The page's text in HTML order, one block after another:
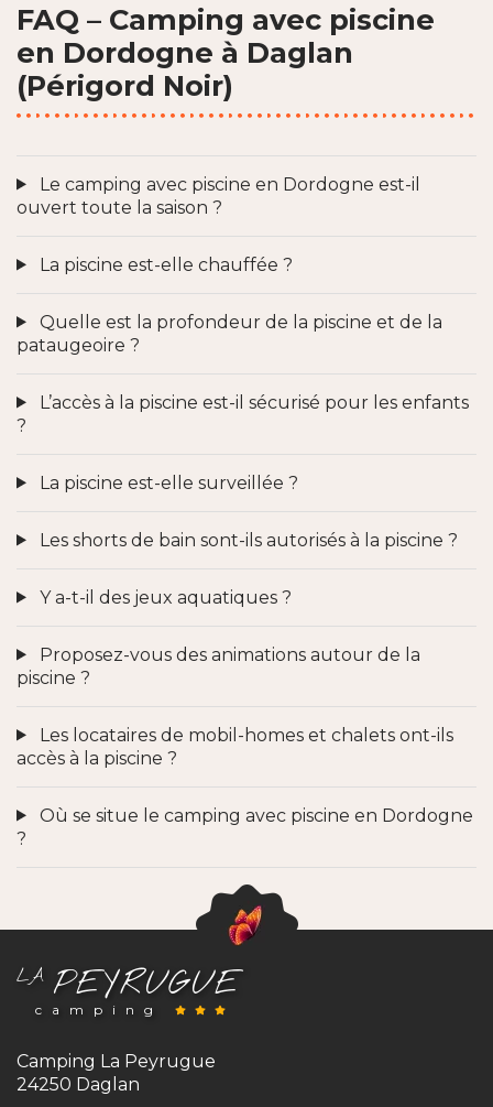
FAQ – Camping avec piscine
en Dordogne à Daglan
(Périgord Noir)
Le camping avec piscine en Dordogne est-il
ouvert toute la saison ?
La piscine est-elle chauffée ?
Quelle est la profondeur de la piscine et de la
pataugeoire ?
L’accès à la piscine est-il sécurisé pour les enfants
?
La piscine est-elle surveillée ?
Les shorts de bain sont-ils autorisés à la piscine ?
Y a-t-il des jeux aquatiques ?
Proposez-vous des animations autour de la
piscine ?
Les locataires de mobil-homes et chalets ont-ils
accès à la piscine ?
Où se situe le camping avec piscine en Dordogne
?
LAPEYRUGUE
camping
Camping La Peyrugue
24250 Daglan